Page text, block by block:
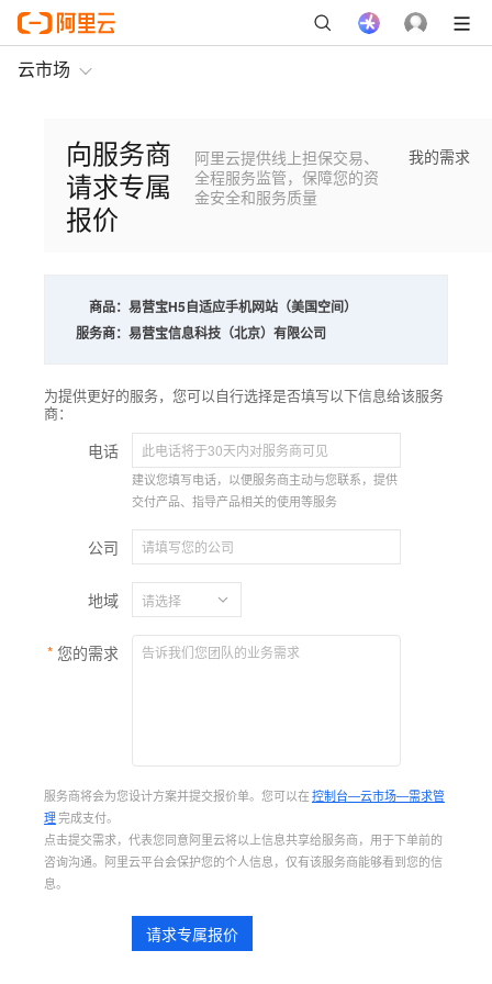
云市场
向服务商
请求专属
报价
阿里云提供线上担保交易、
全程服务监管，保障您的资
金安全和服务质量
我的需求
商品： 易营宝H5自适应手机网站（美国空间）
服务商： 易营宝信息科技（北京）有限公司
为提供更好的服务，您可以自行选择是否填写以下信息给该服务
商：
电话
建议您填写电话，以便服务商主动与您联系，提供
交付产品、指导产品相关的使用等服务
公司
地域
您的需求
服务商将会为您设计方案并提交报价单。您可以在控制台—云市场—需求管
理完成支付。
点击提交需求，代表您同意阿里云将以上信息共享给服务商，用于下单前的
咨询沟通。阿里云平台会保护您的个人信息，仅有该服务商能够看到您的信
息。
请求专属报价